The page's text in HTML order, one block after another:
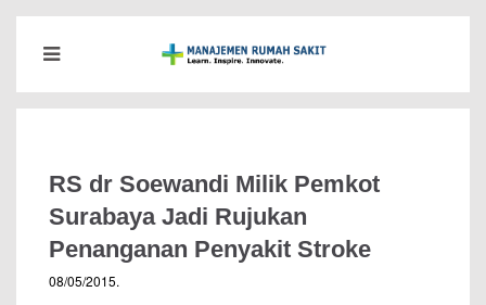
RS dr Soewandi Milik Pemkot
Surabaya Jadi Rujukan
Penanganan Penyakit Stroke
08/05/2015.